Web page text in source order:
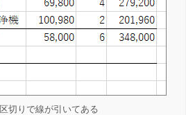
切りで線が引いてある